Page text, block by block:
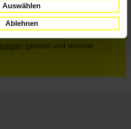
Auswählen
Ablehnen
gelesen und stimme